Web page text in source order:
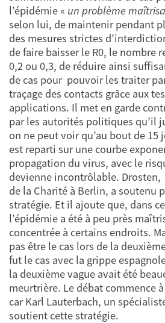
l’épidémie « un problème
selon lui, de maintenir pendant
des mesures strictes
de faire baisser le R0, le nombre
0,2 ou 0,3, de réduire ainsi
de cas pour pouvoir les traiter
traçage des contacts grâce aux
applications. Il met en garde
par les autorités politiques qu’il
on ne peut voir qu’au bout de 15
est reparti sur une courbe
propagation du virus, avec le
devienne incontrôlable.
de la Charité à Berlin, a soutenu
stratégie. Et il ajoute que, dans
l’épidémie a été à peu près
concentrée à certains endroits.
pas être le cas lors de la
fut le cas avec la grippe
la deuxième vague avait été
meurtrière. Le débat commence
car Karl Lauterbach, un
soutient cette stratégie.